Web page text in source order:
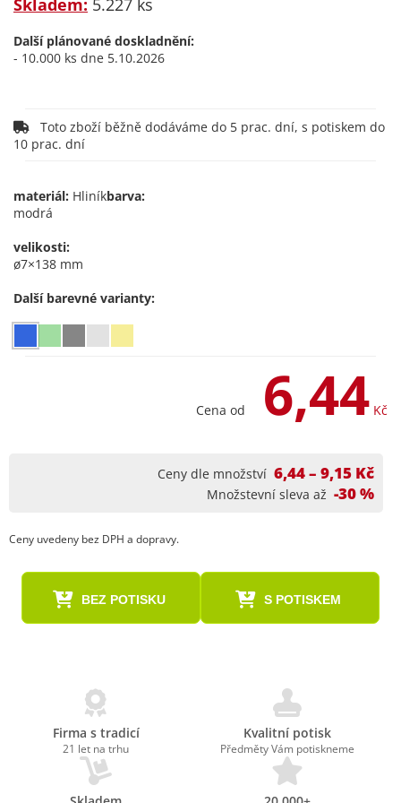
Skladem: 5.227 ks
Další plánované doskladnění:
- 10.000 ks dne 5.10.2026
Toto zboží běžně dodáváme do 5 prac. dní, s potiskem do
10 prac. dní
materiál: Hliníkbarva:
modrá
velikosti:
ø7×138 mm
Další barevné varianty:
Cena od 6,44 Kč
Ceny dle množství 6,44 – 9,15 Kč
Množstevní sleva až -30 %
Ceny uvedeny bez DPH a dopravy.
BEZ POTISKU S POTISKEM
Firma s tradicí
21 let na trhu
Kvalitní potisk
Předměty Vám potiskneme